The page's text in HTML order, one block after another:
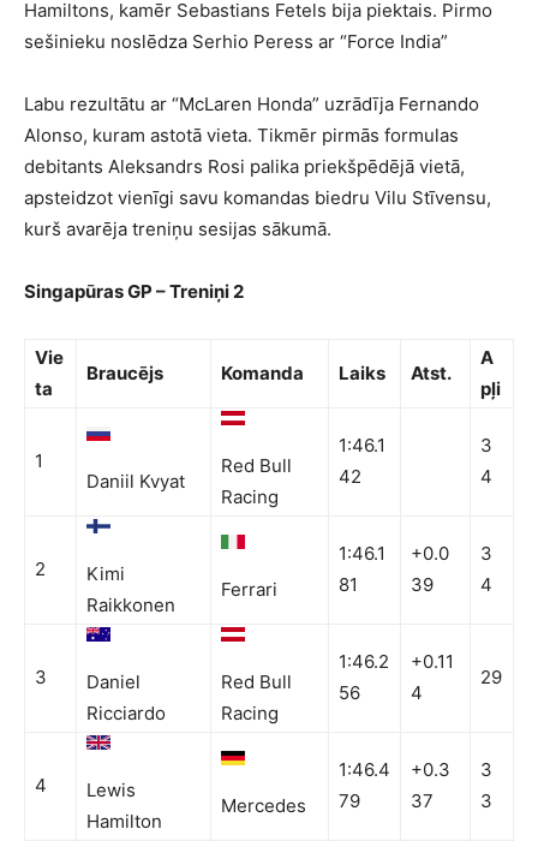
Hamiltons, kamēr Sebastians Fetels bija piektais. Pirmo
sešinieku noslēdza Serhio Peress ar “Force India”
Labu rezultātu ar “McLaren Honda” uzrādīja Fernando
Alonso, kuram astotā vieta. Tikmēr pirmās formulas
debitants Aleksandrs Rosi palika priekšpēdējā vietā,
apsteidzot vienīgi savu komandas biedru Vilu Stīvensu,
kurš avarēja treniņu sesijas sākumā.
Singapūras GP – Treniņi 2
Vie
ta
Braucējs Komanda Laiks Atst.
A
pļi
1
Daniil Kvyat
Red Bull
Racing
1:46.1
42
3
4
2
Kimi
Raikkonen
Ferrari
1:46.1
81
+0.0
39
3
4
3
Daniel
Ricciardo
Red Bull
Racing
1:46.2
56
+0.11
4
29
4
Lewis
Hamilton
Mercedes
1:46.4
79
+0.3
37
3
3